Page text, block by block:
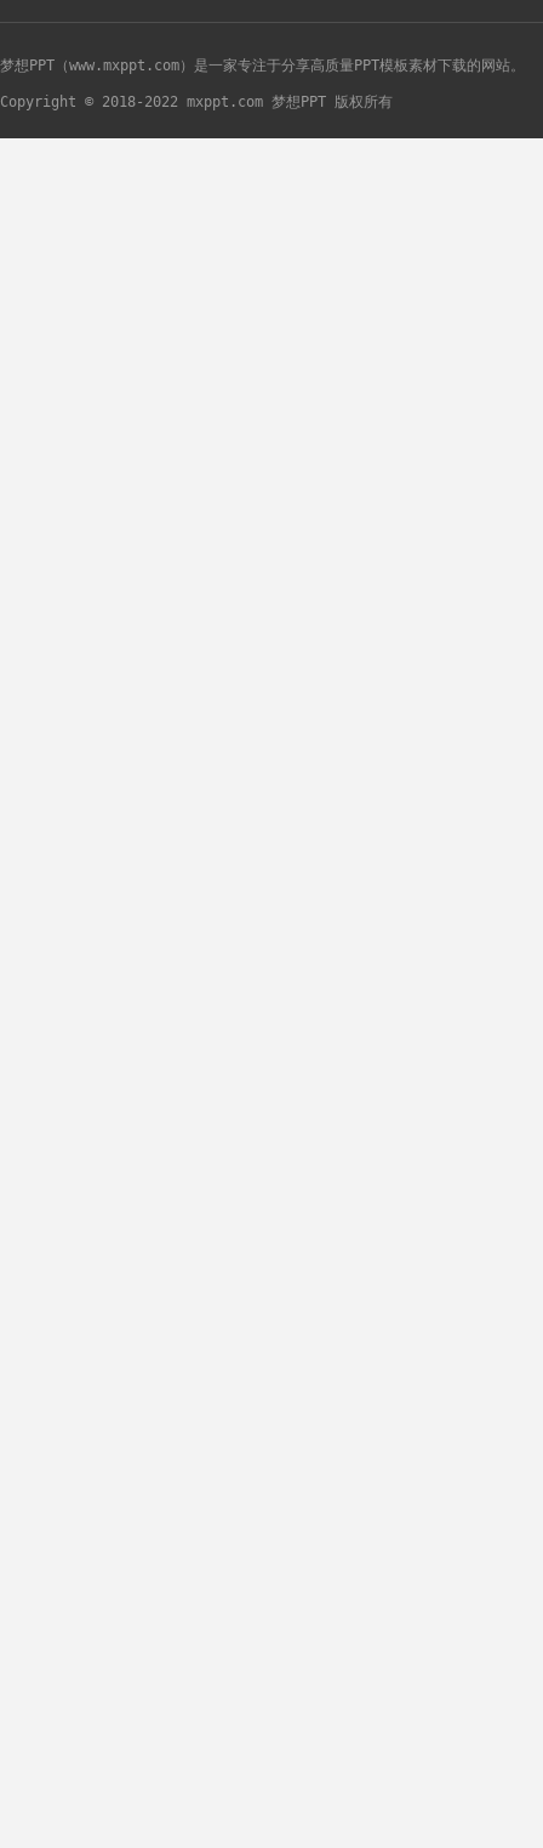
梦想PPT（www.mxppt.com）是一家专注于分享高质量PPT模板素材下载的网站。
Copyright © 2018-2022 mxppt.com 梦想PPT 版权所有